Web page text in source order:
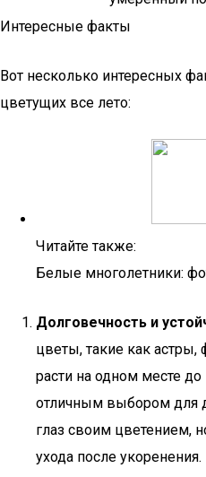
Интересные факты
Вот несколько интересных
цветущих все лето:
Читайте также:
Белые многолетники:
Долговечность и
цветы, такие как астры,
расти на одном месте до
отличным выбором для
глаз своим цветением,
ухода после укоренения.